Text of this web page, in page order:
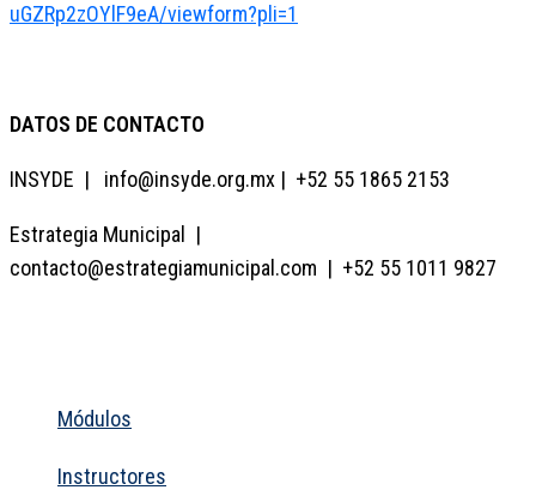
uGZRp2zOYlF9eA/viewform?pli=1
DATOS DE CONTACTO
INSYDE | info@insyde.org.mx | +52 55 1865 2153
Estrategia Municipal |
contacto@estrategiamunicipal.com | +52 55 1011 9827
Módulos
Instructores